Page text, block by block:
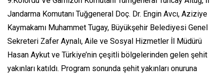
Jandarma Komutanı Tuğgeneral Doç. Dr. Engin Avcı, Aziziye
Kaymakamı Muhammet Tugay, Büyükşehir Belediyesi Genel
Sekreteri Zafer Aynalı, Aile ve Sosyal Hizmetler İl Müdürü
Hasan Aykut ve Türkiye’nin çeşitli bölgelerinden gelen şehit
yakınları katıldı. Program sonunda şehit yakınları onuruna